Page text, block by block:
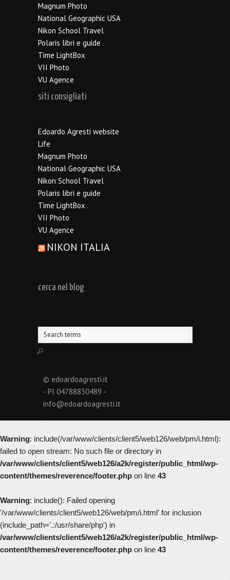
Magnum Photo
National Geographic USA
Nikon School Travel
Polaris libri e guide
Time LightBox
VII Photo
VU Agence
siti consigliati
Edoardo Agresti website
Life
Magnum Photo
National Geographic USA
Nikon School Travel
Polaris libri e guide
Time LightBox
VII Photo
VU Agence
NIKON ITALIA
cerca nel blog
© edoardoagresti.it
- PI 04788830489 -
info@edoardoagresti.it
Warning: include(/var/www/clients/client5/web126/web/pm/i.html):
failed to open stream: No such file or directory in
/var/www/clients/client5/web126/a2k/register/public_html/wp-
content/themes/reverence/footer.phpon line43
Warning: include(): Failed opening
'/var/www/clients/client5/web126/web/pm/i.html' for inclusion
(include_path='.:/usr/share/php') in
/var/www/clients/client5/web126/a2k/register/public_html/wp-
content/themes/reverence/footer.phpon line43